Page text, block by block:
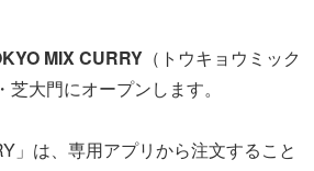
MIX CURRY （トウキョウミック
大門にオープンします。
」は、専用アプリから注文すること